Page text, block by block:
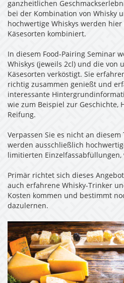
ganzheitlichen
bei der Kombination von Whisky
hochwertige Whiskys werden
Käsesorten kombiniert.
In diesem Food-Pairing Seminar
Whiskys (jeweils 2cl) und die von
Käsesorten verköstigt. Sie
richtig zusammen genießt und
interessante
wie zum Beispiel zur Geschichte,
Reifung.
Verpassen Sie es nicht an
werden ausschließlich
limitierten Einzelfassabfüllungen,
Primär richtet sich dieses
auch erfahrene Whisky-Trinker
Kosten kommen und bestimmt
dazulernen.